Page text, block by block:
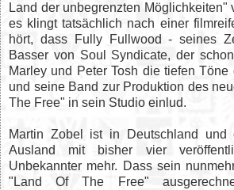
Land der unbegrenzten Möglichkeiten"
es klingt tatsächlich nach einer
hört, dass Fully Fullwood - seines
Basser von Soul Syndicate, der
Marley und Peter Tosh die tiefen
und seine Band zur Produktion des
The Free" in sein Studio einlud.
Martin Zobel ist in Deutschland und
Ausland mit bisher vier
Unbekannter mehr. Dass sein
"Land Of The Free"